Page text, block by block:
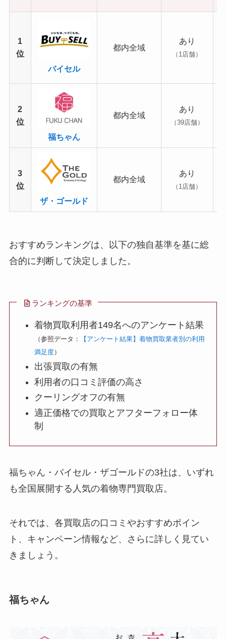
1
位
バイセル
都内全域
あり
（1店舗）
2
位
福ちゃん
都内全域
あり
（39店舗）
3
位
ザ・ゴールド
都内全域
あり
（1店舗）
おすすめランキングは、以下の独自基準を基に総
合的に判断して決定しました。
ランキングの基準
着物買取利用者149名へのアンケート結果
（参照データ：
【アンケート結果】着物買取業者別の利用
満足度）
出張買取の有無
利用者の口コミ評価の高さ
クーリングオフの有無
適正価格での買取とアフターフォロー体
制
福ちゃん・バイセル・ザゴールドの3社は、いずれ
も全国展開する人気の着物専門買取店。
それでは、各買取店の口コミやおすすめポイン
ト、キャンペーン情報など、さらに詳しく見てい
きましょう。
福ちゃん